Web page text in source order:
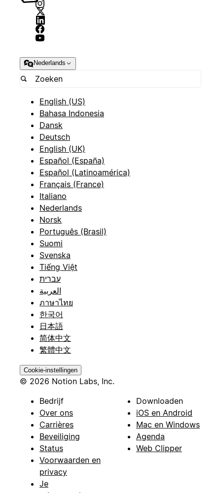
Nederlands
English (US)
Bahasa Indonesia
Dansk
Deutsch
English (UK)
Español (España)
Español (Latinoamérica)
Français (France)
Italiano
Nederlands
Norsk
Português (Brasil)
Suomi
Svenska
Tiếng Việt
עברית
العربية
ภาษาไทย
한국어
日本語
简体中文
繁體中文
Cookie-instellingen
© 2026 Notion Labs, Inc.
Bedrijf
Over ons
Carrières
Beveiliging
Status
Voorwaarden en
privacy
Je
Downloaden
iOS en Android
Mac en Windows
Agenda
Web Clipper